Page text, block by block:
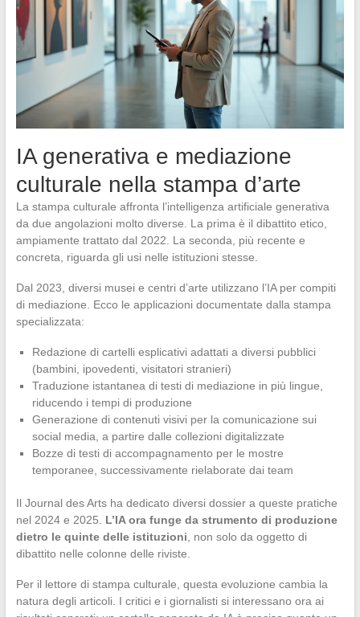
IA generativa e mediazione
culturale nella stampa d’arte
La stampa culturale affronta l’intelligenza artificiale generativa
da due angolazioni molto diverse. La prima è il dibattito etico,
ampiamente trattato dal 2022. La seconda, più recente e
concreta, riguarda gli usi nelle istituzioni stesse.
Dal 2023, diversi musei e centri d’arte utilizzano l’IA per compiti
di mediazione. Ecco le applicazioni documentate dalla stampa
specializzata:
Redazione di cartelli esplicativi adattati a diversi pubblici
(bambini, ipovedenti, visitatori stranieri)
Traduzione istantanea di testi di mediazione in più lingue,
riducendo i tempi di produzione
Generazione di contenuti visivi per la comunicazione sui
social media, a partire dalle collezioni digitalizzate
Bozze di testi di accompagnamento per le mostre
temporanee, successivamente rielaborate dai team
Il Journal des Arts ha dedicato diversi dossier a queste pratiche
nel 2024 e 2025. L’IA ora funge da strumento di produzione
dietro le quinte delle istituzioni , non solo da oggetto di
dibattito nelle colonne delle riviste.
Per il lettore di stampa culturale, questa evoluzione cambia la
natura degli articoli. I critici e i giornalisti si interessano ora ai